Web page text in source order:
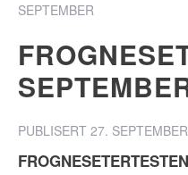
SEPTEMBER
PUBLISERT 27.